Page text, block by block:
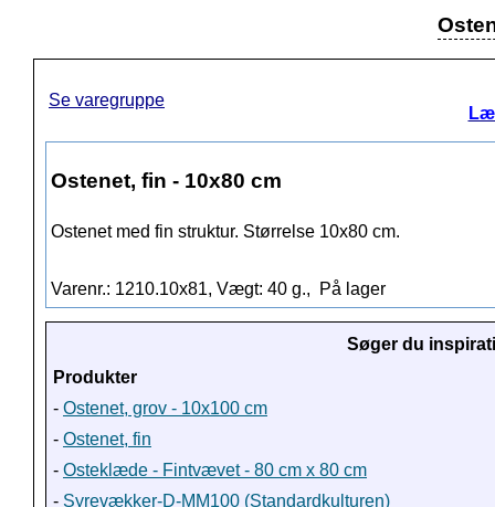
Se varegruppe
Ostenet, fin - 10x80 cm
Ostenet med fin struktur. Størrelse 10x80 cm.
Varenr.: 1210.10x81, Vægt: 40 g., På lager
Søger du
Produkter
- Ostenet, grov - 10x100 cm
- Ostenet, fin
- Osteklæde - Fintvævet - 80 cm x 80 cm
- Syrevækker-D-MM100 (Standardkulturen)